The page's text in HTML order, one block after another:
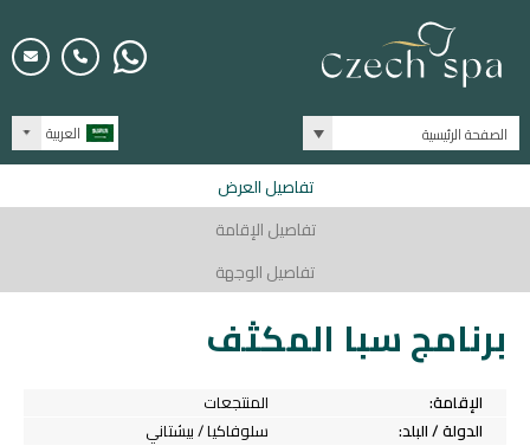
العربية الصفحة الرئيسية
تفاصيل العرض
تفاصيل الإقامة
تفاصيل الوجهة
برنامج سبا المكثف
الإقامة:
المنتجعات
الدولة / البلد:
سلوفاكيا / بيشتاني